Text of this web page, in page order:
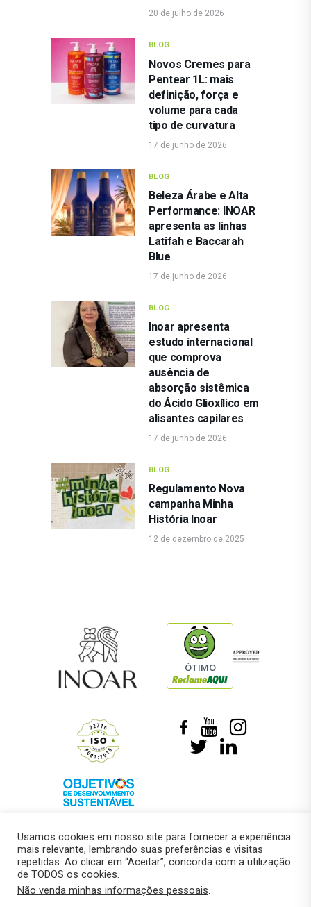
20 de julho de 2026
BLOG
Novos Cremes para
Pentear 1L: mais
definição, força e
volume para cada
tipo de curvatura
17 de junho de 2026
BLOG
Beleza Árabe e Alta
Performance: INOAR
apresenta as linhas
Latifah e Baccarah
Blue
17 de junho de 2026
BLOG
Inoar apresenta
estudo internacional
que comprova
ausência de
absorção sistêmica
do Ácido Glioxílico em
alisantes capilares
17 de junho de 2026
BLOG
Regulamento Nova
campanha Minha
História Inoar
12 de dezembro de 2025
ÓTIMO
© 2018 –Marcelo Roberto Pressi
Usamos cookies em nosso site para fornecer a experiência
mais relevante, lembrando suas preferências e visitas
repetidas. Ao clicar em “Aceitar”, concorda com a utilização
de TODOS os cookies.
Não venda minhas informações pessoais.